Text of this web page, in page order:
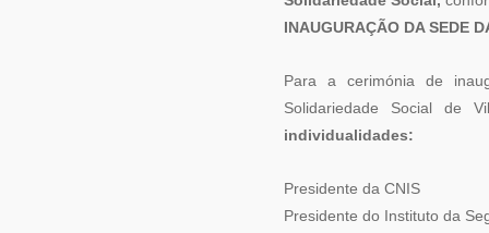
INAUGURAÇÃO DA SEDE
Para a cerimónia de
Solidariedade Social de
individualidades:
Presidente
Presidente do Instituto